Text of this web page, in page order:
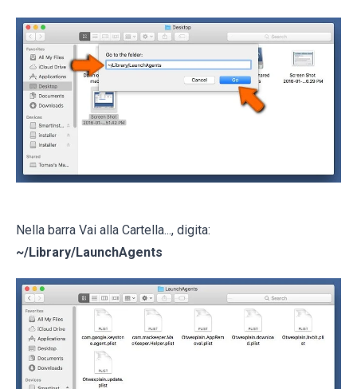
Nella barra Vai alla Cartella..., digita:
~/Library/LaunchAgents